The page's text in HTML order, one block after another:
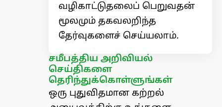
வழிகாட்டுதலைப் பெறுவதன்
மூலமும் தகவலறிந்த
தேர்வுகளைச் செய்யலாம்.
சமீபத்திய அறிவியல்
செய்திகளை
தெரிந்துக்கொள்ளுங்கள்
ஒரு புதுவிதமான கற்றல்